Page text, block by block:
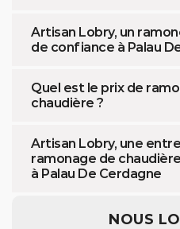
Artisan Lobry, un
de confiance à Palau
Quel est le prix de
chaudière ?
Artisan Lobry, une
ramonage de
à Palau De Cerdagne
NOUS